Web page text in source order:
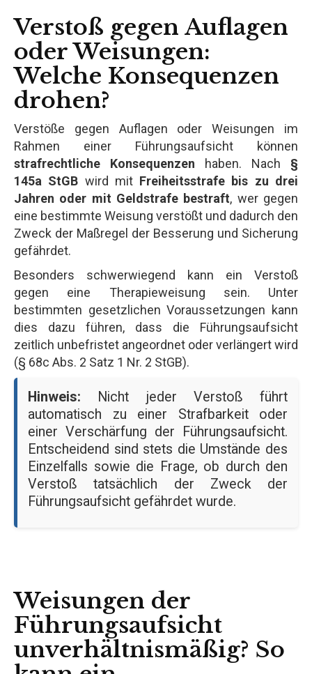
Verstoß gegen Auflagen
oder Weisungen:
Welche Konsequenzen
drohen?
Verstöße gegen Auflagen oder Weisungen im
Rahmen einer Führungsaufsicht können
strafrechtliche Konsequenzen haben. Nach §
145a StGB wird mit Freiheitsstrafe bis zu drei
Jahren oder mit Geldstrafe bestraft, wer gegen
eine bestimmte Weisung verstößt und dadurch den
Zweck der Maßregel der Besserung und Sicherung
gefährdet.
Besonders schwerwiegend kann ein Verstoß
gegen eine Therapieweisung sein. Unter
bestimmten gesetzlichen Voraussetzungen kann
dies dazu führen, dass die Führungsaufsicht
zeitlich unbefristet angeordnet oder verlängert wird
(§ 68c Abs. 2 Satz 1 Nr. 2 StGB).
Hinweis: Nicht jeder Verstoß führt
automatisch zu einer Strafbarkeit oder
einer Verschärfung der Führungsaufsicht.
Entscheidend sind stets die Umstände des
Einzelfalls sowie die Frage, ob durch den
Verstoß tatsächlich der Zweck der
Führungsaufsicht gefährdet wurde.
Weisungen der
Führungsaufsicht
unverhältnismäßig? So